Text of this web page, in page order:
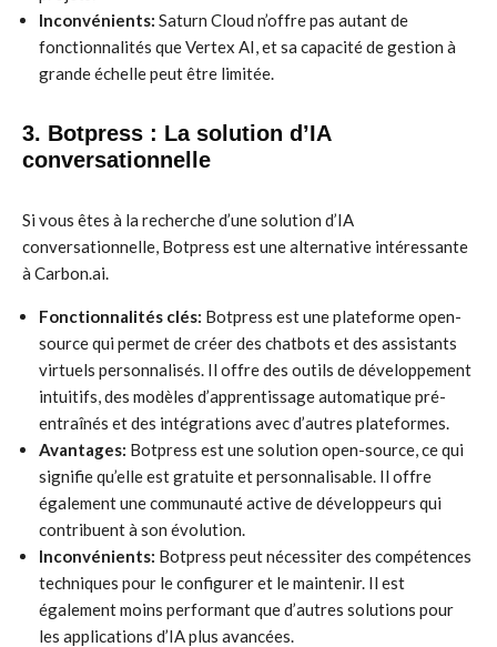
Inconvénients: Saturn Cloud n’offre pas autant de
fonctionnalités que Vertex AI, et sa capacité de gestion à
grande échelle peut être limitée.
3. Botpress : La solution d’IA
conversationnelle
Si vous êtes à la recherche d’une solution d’IA
conversationnelle, Botpress est une alternative intéressante
à Carbon.ai.
Fonctionnalités clés: Botpress est une plateforme open-
source qui permet de créer des chatbots et des assistants
virtuels personnalisés. Il offre des outils de développement
intuitifs, des modèles d’apprentissage automatique pré-
entraînés et des intégrations avec d’autres plateformes.
Avantages: Botpress est une solution open-source, ce qui
signifie qu’elle est gratuite et personnalisable. Il offre
également une communauté active de développeurs qui
contribuent à son évolution.
Inconvénients: Botpress peut nécessiter des compétences
techniques pour le configurer et le maintenir. Il est
également moins performant que d’autres solutions pour
les applications d’IA plus avancées.